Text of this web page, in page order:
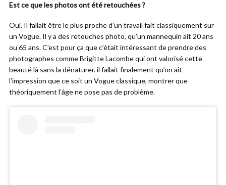
Est ce que les photos ont été retouchées ?
Oui. Il fallait être le plus proche d’un travail fait classiquement sur
un Vogue. Il y a des retouches photo, qu’un mannequin ait 20 ans
ou 65 ans. C’est pour ça que c’était intéressant de prendre des
photographes comme Brigitte Lacombe qui ont valorisé cette
beauté là sans la dénaturer. il fallait finalement qu’on ait
l’impression que ce soit un Vogue classique, montrer que
théoriquement l’âge ne pose pas de problème.